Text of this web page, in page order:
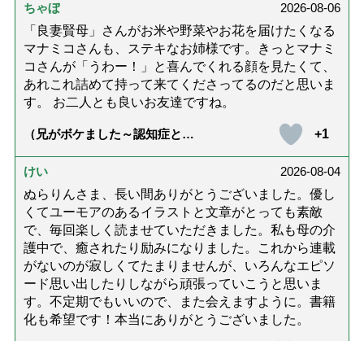
ちゃぼ
2026-08-06
「良妻賢母」さんがお米や野菜やお花を届けたくなる
マナミコさんも、ステキなお姉様です。きっとマナミ
コさんが「うわー！」と喜んでくれる顔を見たくて、
あれこれ詰めて持って来てくださってるのだと思いま
す。 お二人とも良いお友達ですね。
（兄がボケました～認知症と介
達』が届きました」）
+1
けい
2026-08-04
ぬらりんさま、長い間ありがとうございました。優し
くてユーモアのあるイラストと文章がとっても素敵
で、毎回楽しく読ませていただきました。私も母の介
護中で、癒されたり励みになりました。これから連載
がないのが寂しくてたまりませんが、いろんなエピソ
ード思い出したりしながら頑張っていこうと思いま
す。不定期でもいいので、また会えますように。書籍
化も希望です！本当にありがとうございました。